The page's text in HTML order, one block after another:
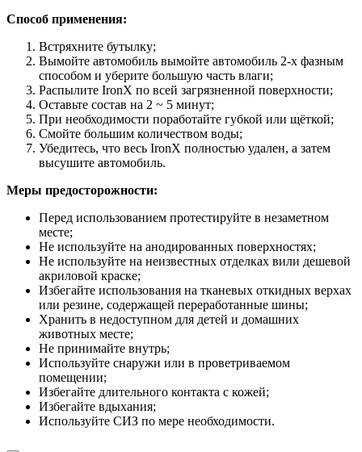
Способ применения:
Встряхните бутылку;
Вымойте автомобиль вымойте автомобиль 2-х фазным
способом и уберите большую часть влаги;
Распылите IronX по всей загрязненной поверхности;
Оставьте состав на 2 ~ 5 минут;
При необходимости поработайте губкой или щёткой;
Смойте большим количеством воды;
Убедитесь, что весь IronX полностью удален, а затем
высушите автомобиль.
Меры предосторожности:
Перед использованием протестируйте в незаметном
месте;
Не используйте на анодированных поверхностях;
Не используйте на неизвестных отделках вили дешевой
акриловой краске;
Избегайте использования на тканевых откидных верхах
или резине, содержащей переработанные шины;
Хранить в недоступном для детей и домашних
животных месте;
Не принимайте внутрь;
Используйте снаружи или в проветриваемом
помещении;
Избегайте длительного контакта с кожей;
Избегайте вдыхания;
Используйте СИЗ по мере необходимости.